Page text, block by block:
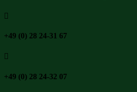

+49 (0) 28 24-31 67

+49 (0) 28 24-32 07